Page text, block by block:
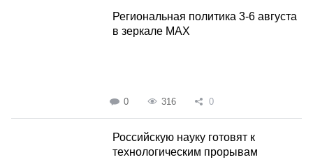
Региональная политика 3-6 августа
в зеркале MAX
0 316 0
Российскую науку готовят к
технологическим прорывам